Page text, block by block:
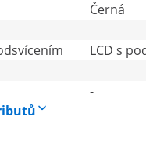
Černá
LCD s
-